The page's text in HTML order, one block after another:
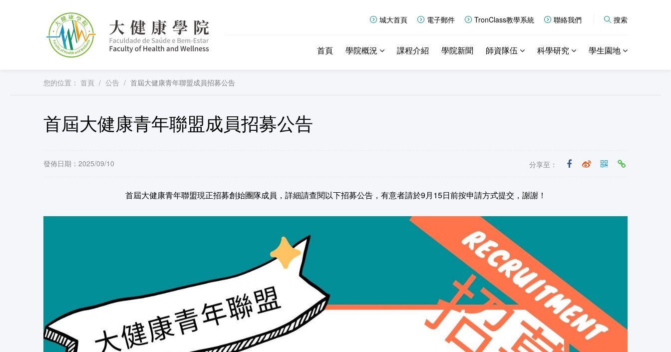
城大首頁 電子郵件 TronClass教學系統 聯絡我們 搜索
首頁 學院概況 課程介紹 學院新聞 師資隊伍 科學研究 學生園地
您的位置： 首頁 / 公告 / 首屆大健康青年聯盟成員招募公告
首屆大健康青年聯盟成員招募公告
發佈日期：2025/09/10 分享至：
首屆大健康青年聯盟現正招募創始團隊成員，詳細請查閱以下招募公告，有意者請於9月15日前按申請方式提交，謝謝！